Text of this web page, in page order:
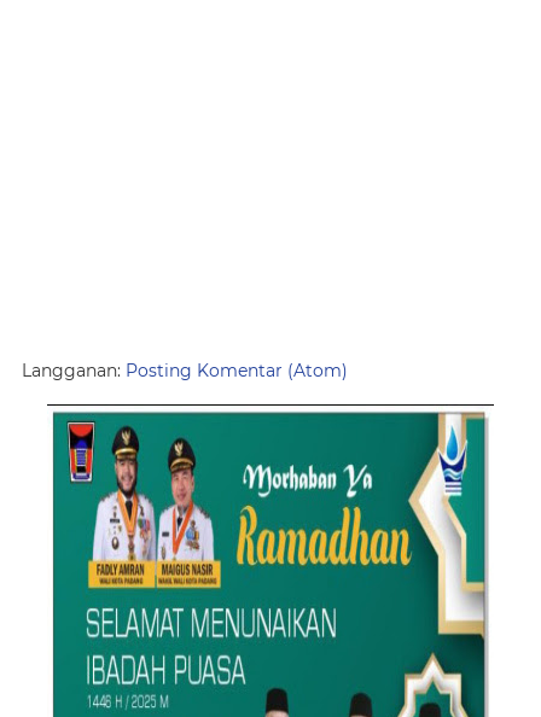
Langganan: Posting Komentar (Atom)